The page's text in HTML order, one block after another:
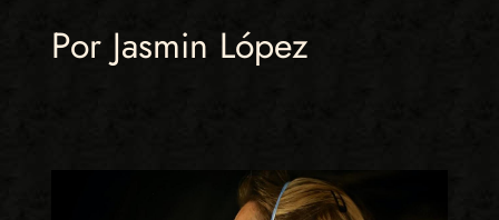
Por Jasmin López